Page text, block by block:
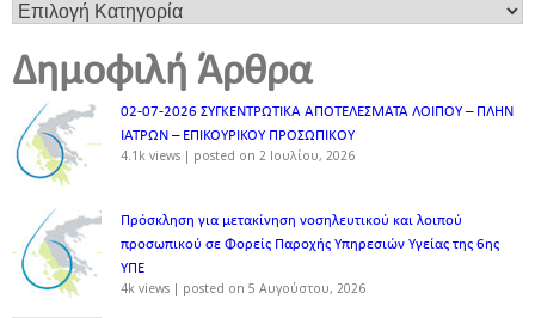
Δημοφιλή Άρθρα
02-07-2026 ΣΥΓΚΕΝΤΡΩΤΙΚΑ ΑΠΟΤΕΛΕΣΜΑΤΑ ΛΟΙΠΟΥ – ΠΛΗΝ
ΙΑΤΡΩΝ – ΕΠΙΚΟΥΡΙΚΟΥ ΠΡΟΣΩΠΙΚOY
4.1k views | posted on 2 Ιουλίου, 2026
Πρόσκληση για μετακίνηση νοσηλευτικού και λοιπού
προσωπικού σε Φορείς Παροχής Υπηρεσιών Υγείας της 6ης
ΥΠΕ
4k views | posted on 5 Αυγούστου, 2026